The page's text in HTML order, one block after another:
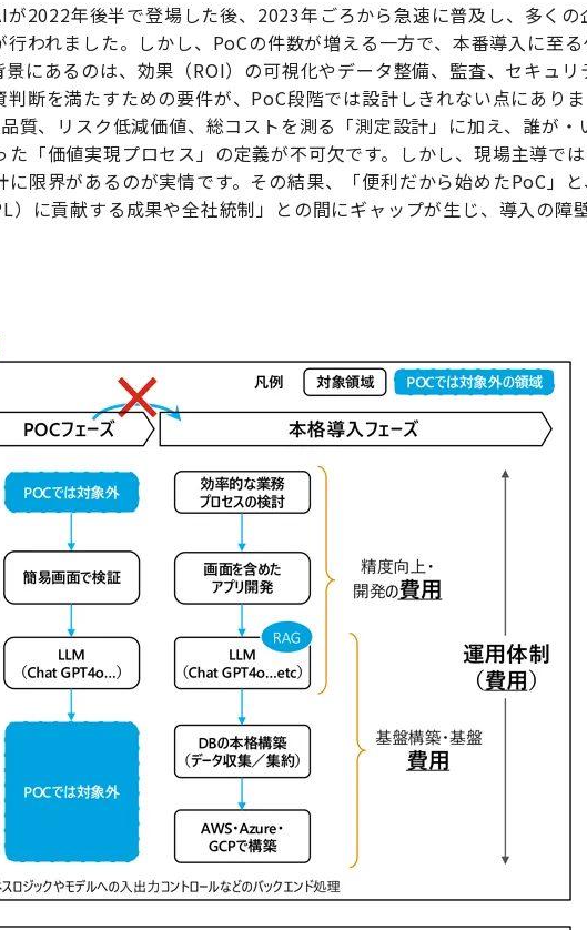
が2022年後半で登場した後、2023年ごろから急速に普及し、多くの
われました。しかし、PoCの件数が増える一方で、本番導入に至る
にあるのは、効果（ROI）の可視化やデータ整備、監査、セキュリ
断を満たすための要件が、PoC段階では設計しきれない点にありま
質、リスク低減価値、総コストを測る「測定設計」に加え、誰が・
「価値実現プロセス」の定義が不可欠です。しかし、現場主導では
限界があるのが実情です。その結果、「便利だから始めたPoC」と
）に貢献する成果や全社統制」との間にギャップが生じ、導入の障